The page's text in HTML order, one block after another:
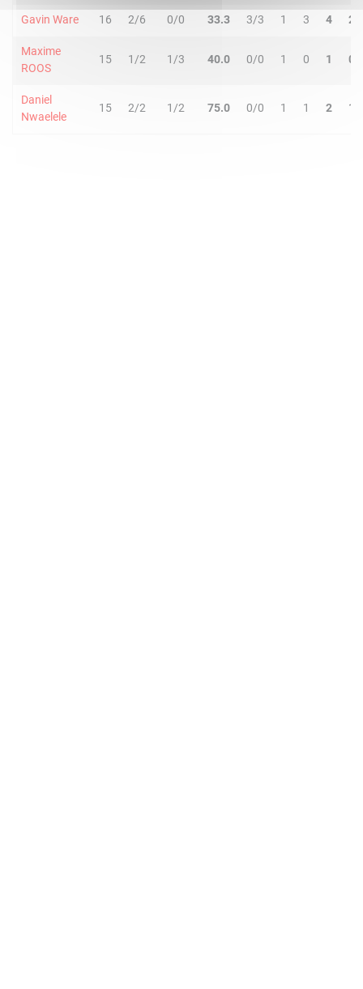
Gavin Ware 16 2/6 0/0 33.3 3/3 1 3 4 2
Maxime
ROOS
15 1/2 1/3 40.0 0/0 1 0 1 0
Daniel
Nwaelele
15 2/2 1/2 75.0 0/0 1 1 2 1